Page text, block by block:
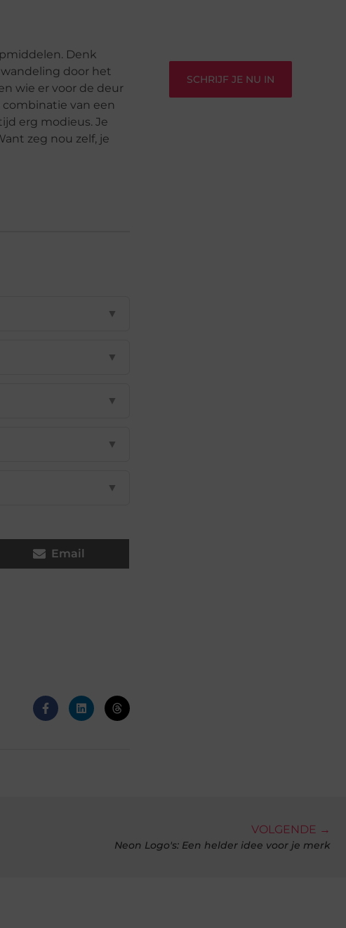
Denk
door het
wie er voor de deur
combinatie van een
erg modieus. Je
zeg nou zelf, je
▼
▼
▼
▼
▼
Email
SCHRIJF JE NU IN
VOLGENDE →
Neon Logo's: Een helder idee voor je merk